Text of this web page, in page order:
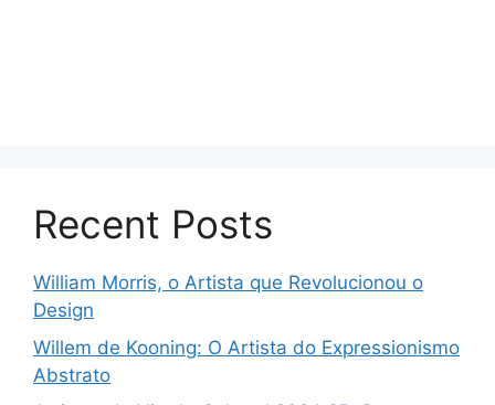
Recent Posts
William Morris, o Artista que Revolucionou o
Design
Willem de Kooning: O Artista do Expressionismo
Abstrato